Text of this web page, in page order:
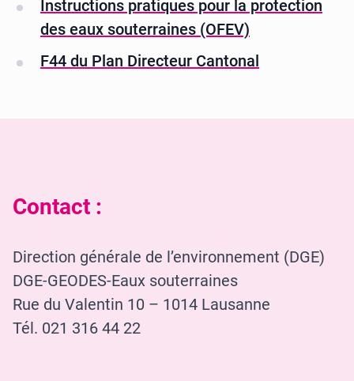
Instructions pratiques pour la protection
des eaux souterraines (OFEV)
F44 du Plan Directeur Cantonal
Contact :
Direction générale de l’environnement (DGE)
DGE-GEODES-Eaux souterraines
Rue du Valentin 10 – 1014 Lausanne
Tél. 021 316 44 22